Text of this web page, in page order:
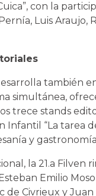
con la
Luis Araujo,
también
simultánea,
trece stands
Infantil “La tarea
y
la 21.a Filven
Emilio
de Civrieux y Juan